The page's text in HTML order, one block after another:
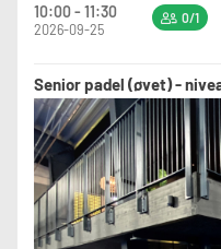
10:00 - 11:30
2026-09-25
0/1
Senior padel (øvet) -